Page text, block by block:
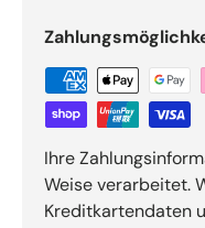
Ihre
Weise verarbeitet.
Kreditkartendaten